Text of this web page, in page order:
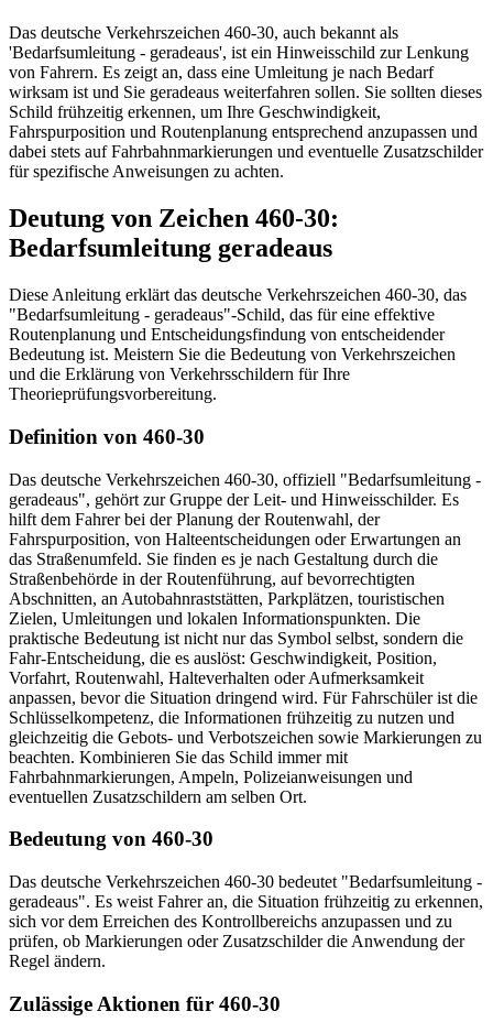
Das deutsche Verkehrszeichen 460-30, auch bekannt als
'Bedarfsumleitung - geradeaus', ist ein Hinweisschild zur Lenkung
von Fahrern. Es zeigt an, dass eine Umleitung je nach Bedarf
wirksam ist und Sie geradeaus weiterfahren sollen. Sie sollten dieses
Schild frühzeitig erkennen, um Ihre Geschwindigkeit,
Fahrspurposition und Routenplanung entsprechend anzupassen und
dabei stets auf Fahrbahnmarkierungen und eventuelle Zusatzschilder
für spezifische Anweisungen zu achten.
Deutung von Zeichen 460-30:
Bedarfsumleitung geradeaus
Diese Anleitung erklärt das deutsche Verkehrszeichen 460-30, das
"Bedarfsumleitung - geradeaus"-Schild, das für eine effektive
Routenplanung und Entscheidungsfindung von entscheidender
Bedeutung ist. Meistern Sie die Bedeutung von Verkehrszeichen
und die Erklärung von Verkehrsschildern für Ihre
Theorieprüfungsvorbereitung.
Definition von 460-30
Das deutsche Verkehrszeichen 460-30, offiziell "Bedarfsumleitung -
geradeaus", gehört zur Gruppe der Leit- und Hinweisschilder. Es
hilft dem Fahrer bei der Planung der Routenwahl, der
Fahrspurposition, von Halteentscheidungen oder Erwartungen an
das Straßenumfeld. Sie finden es je nach Gestaltung durch die
Straßenbehörde in der Routenführung, auf bevorrechtigten
Abschnitten, an Autobahnraststätten, Parkplätzen, touristischen
Zielen, Umleitungen und lokalen Informationspunkten. Die
praktische Bedeutung ist nicht nur das Symbol selbst, sondern die
Fahr-Entscheidung, die es auslöst: Geschwindigkeit, Position,
Vorfahrt, Routenwahl, Halteverhalten oder Aufmerksamkeit
anpassen, bevor die Situation dringend wird. Für Fahrschüler ist die
Schlüsselkompetenz, die Informationen frühzeitig zu nutzen und
gleichzeitig die Gebots- und Verbotszeichen sowie Markierungen zu
beachten. Kombinieren Sie das Schild immer mit
Fahrbahnmarkierungen, Ampeln, Polizeianweisungen und
eventuellen Zusatzschildern am selben Ort.
Bedeutung von 460-30
Das deutsche Verkehrszeichen 460-30 bedeutet "Bedarfsumleitung -
geradeaus". Es weist Fahrer an, die Situation frühzeitig zu erkennen,
sich vor dem Erreichen des Kontrollbereichs anzupassen und zu
prüfen, ob Markierungen oder Zusatzschilder die Anwendung der
Regel ändern.
Zulässige Aktionen für 460-30